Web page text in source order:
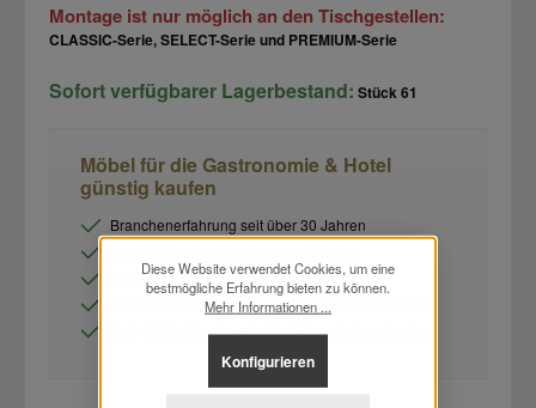
Montage ist nur möglich an den Tischgestellen:
CLASSIC-Serie, SELECT-Serie und PREMIUM-Serie
Sofort verfügbarer Lagerbestand: Stück61
Möbel für die Gastronomie & Hotel
günstig kaufen
Branchenerfahrung seit über 30 Jahren
Mehr als 150.000 Möbel lagernd vorrätig
Alle Möbel in hochwertiger Gastronomie Qualität
Ihr individuelles Angebot im Warenkorb anfordern
Diese Website verwendet Cookies, um eine
bestmögliche Erfahrung bieten zu können.
Mehr Informationen ...
Konfigurieren